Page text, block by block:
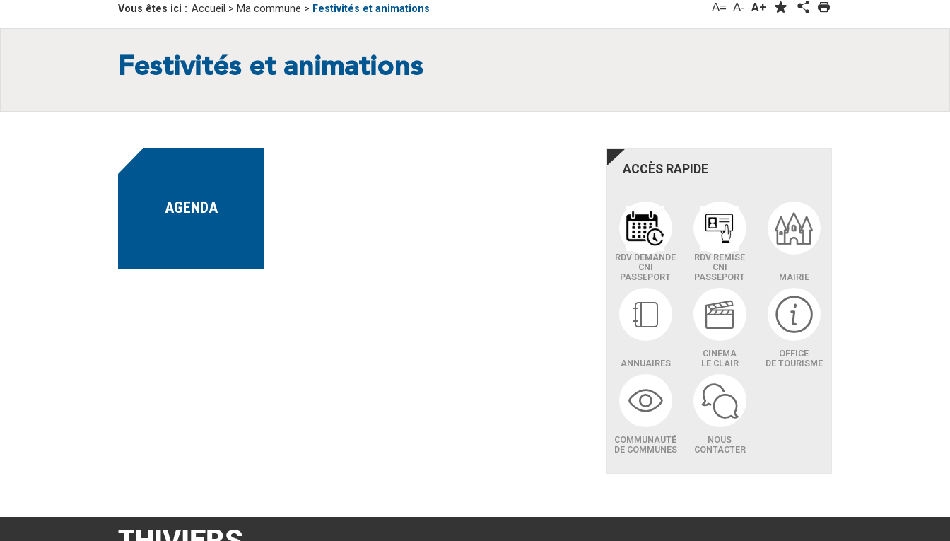
Vous êtes ici : Accueil > Ma commune > Festivités et animations A= A- A+
Festivités et animations
AGENDA
ACCÈS RAPIDE
RDV DEMANDE
CNI
PASSEPORT
RDV REMISE
CNI
PASSEPORT
MAIRIE
ANNUAIRES
CINÉMA
LE CLAIR
OFFICE
DE TOURISME
COMMUNAUTÉ
DE COMMUNES
NOUS
CONTACTER